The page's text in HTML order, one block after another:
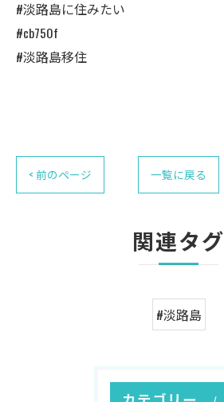
#淡路島に住みたい
#cb750f
#淡路島移住
< 前のページ 一覧に戻る
関連タグ
#淡路島